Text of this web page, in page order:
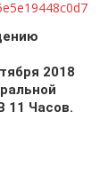
2018
11 Часов.